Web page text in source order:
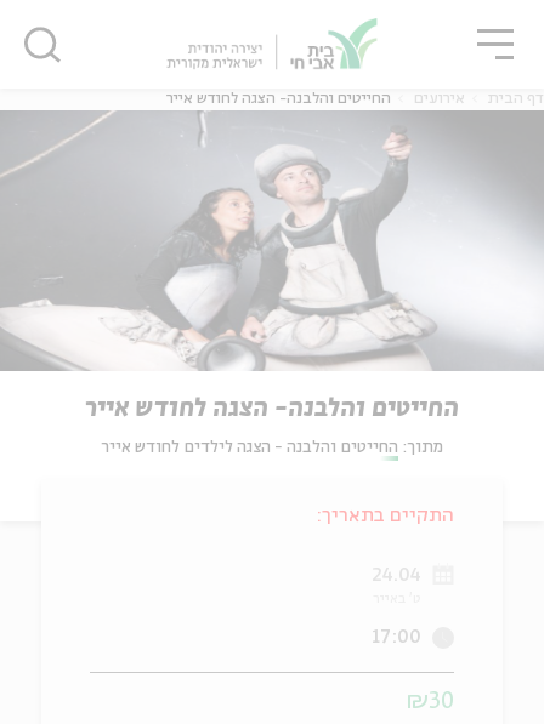
דף הבית אירועים החייטים והלבנה- הצגה לחודש אייר
החייטים והלבנה- הצגה לחודש אייר
מתוך: החייטים והלבנה - הצגה לילדים לחודש אייר
התקיים בתאריך:
24.04
17:00
₪30
סגור